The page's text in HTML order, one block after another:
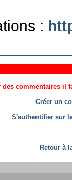
:
commentaires il
Créer un
S'authentifier sur
Retour à